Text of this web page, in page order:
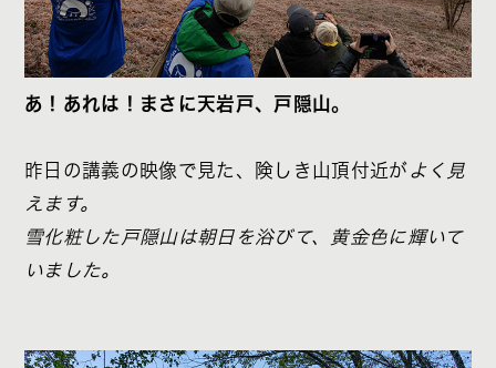
あ！あれは！まさに天岩戸、戸隠山。
昨日の講義の映像で見た、険しき山頂付近が よく見
えます。
雪化粧した戸隠山は朝日を浴びて、黄金色に輝いて
いました。